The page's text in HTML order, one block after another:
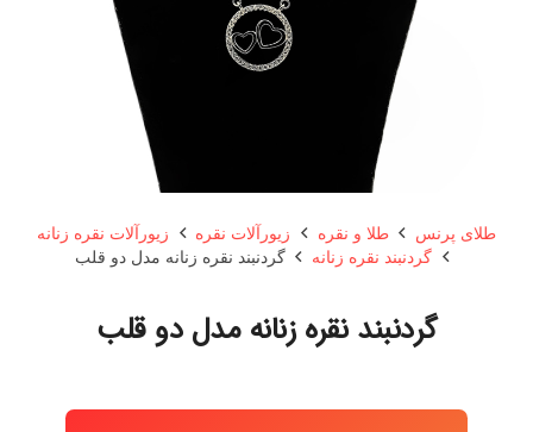
طلای پرنس طلا و نقره زیورآلات نقره
زیورآلات نقره زنانه
گردنبند نقره زنانه
گردنبند نقره زنانه مدل دو قلب
گردنبند نقره زنانه مدل دو قلب